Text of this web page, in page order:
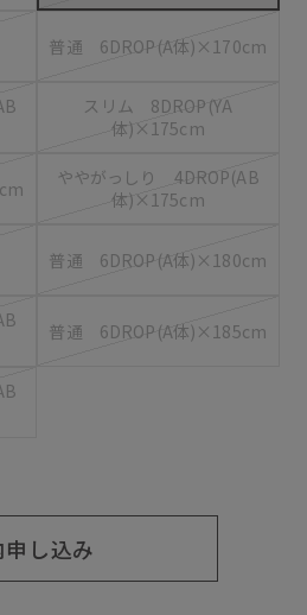
普通 6DROP(A体)×170cm
スリム 8DROP(YA
体)×175cm
ややがっしり 4DROP(AB
体)×175cm
普通 6DROP(A体)×180cm
普通 6DROP(A体)×185cm
し込み